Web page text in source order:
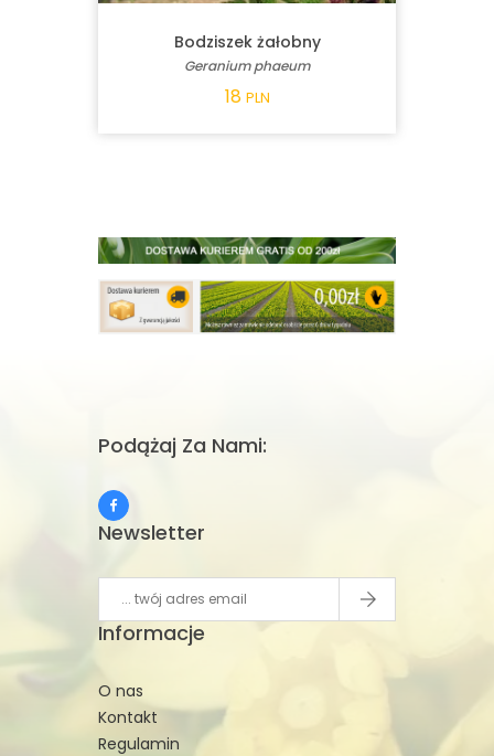
Bodziszek żałobny
Geranium phaeum
18 PLN
Podążaj Za Nami:
Newsletter
Informacje
O nas
Kontakt
Regulamin